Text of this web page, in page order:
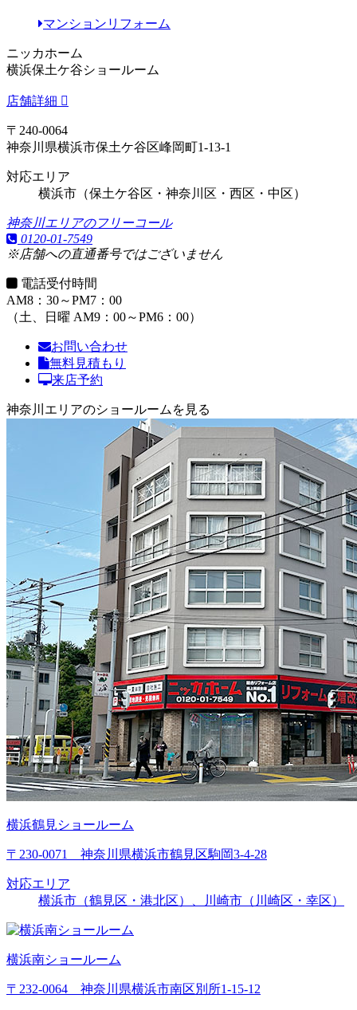
マンションリフォーム
ニッカホーム
横浜保土ケ谷ショールーム
店舗詳細
〒240-0064
神奈川県横浜市保土ケ谷区峰岡町1-13-1
対応エリア
横浜市（保土ケ谷区・神奈川区・西区・中区）
神奈川エリアのフリーコール
0120-01-7549
※店舗への直通番号ではございません
電話受付時間
AM8：30～PM7：00
（土、日曜 AM9：00～PM6：00）
お問い合わせ
無料見積もり
来店予約
神奈川エリアのショールームを見る
横浜鶴見ショールーム
〒230-0071 神奈川県横浜市鶴見区駒岡3-4-28
対応エリア
横浜市（鶴見区・港北区）、川崎市（川崎区・幸区）
横浜南ショールーム
〒232-0064 神奈川県横浜市南区別所1-15-12